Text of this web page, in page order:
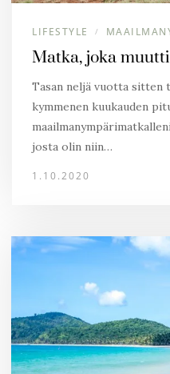
LIFESTYLE /
Matka, joka
Tasan neljä vuotta sitten
kymmenen kuukauden
josta olin niin…
1.10.2020